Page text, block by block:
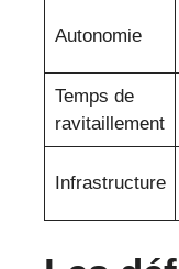
Autonomie
Temps de
ravitaillement
Infrastructure